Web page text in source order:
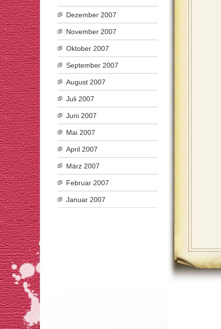
Dezember 2007
November 2007
Oktober 2007
September 2007
August 2007
Juli 2007
Juni 2007
Mai 2007
April 2007
März 2007
Februar 2007
Januar 2007